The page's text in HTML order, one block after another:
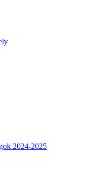
2024-2025